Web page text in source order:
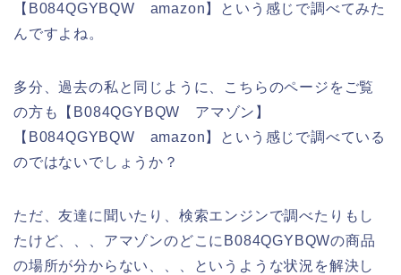
【B084QGYBQW amazon】という感じで調べてみた
んですよね。
多分、過去の私と同じように、こちらのページをご覧
の方も【B084QGYBQW アマゾン】
【B084QGYBQW amazon】という感じで調べている
のではないでしょうか？
ただ、友達に聞いたり、検索エンジンで調べたりもし
たけど、、、アマゾンのどこにB084QGYBQWの商品
の場所が分からない、、、というような状況を解決し